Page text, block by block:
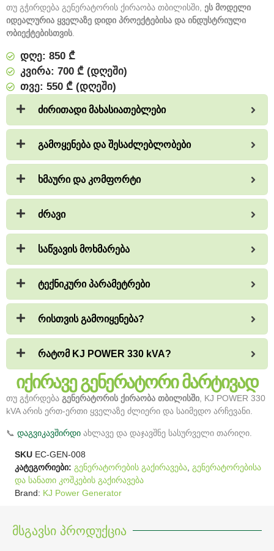
თუ გჭირდება გენერატორის ქირაობა თბილისში, ეს მოდელი
იდეალურია ყველაზე დიდი პროექტებისა და ინდუსტრიული
ობიექტებისთვის
დღე: 850 ₾
კვირა: 700 ₾ (დღეში)
თვე: 550 ₾ (დღეში)
ძირითადი მახასიათებლები
გამოყენება და შესაძლებლობები
ხმაური და კომფორტი
ძრავი
საწვავის მოხმარება
ტექნიკური პარამეტრები
რისთვის გამოიყენება?
რატომ KJ POWER 330 kVA?
იქირავე გენერატორი მარტივად
თუ გჭირდება გენერატორის ქირაობა თბილისში , KJ POWER 330
kVA არის ერთ-ერთი ყველაზე ძლიერი და საიმედო არჩევანი.
📞 დაგვიკავშირდი ახლავე და დაჯავშნე სასურველი თარიღი.
SKU EC-GEN-008
კატეგორიები: გენერატორების გაქირავება გენერატორებისა
და სანათი კოშკების გაქირავება
Brand: KJ Power Generator
მსგავსი პროდუქცია